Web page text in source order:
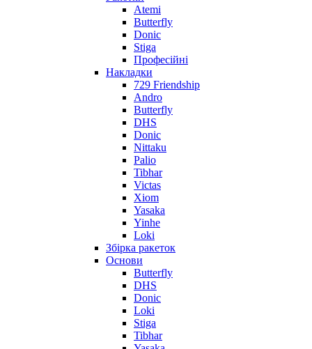
Atemi
Butterfly
Donic
Stiga
Професійні
Накладки
729 Friendship
Andro
Butterfly
DHS
Donic
Nittaku
Palio
Tibhar
Victas
Xiom
Yasaka
Yinhe
Loki
Збірка ракеток
Основи
Butterfly
DHS
Donic
Loki
Stiga
Tibhar